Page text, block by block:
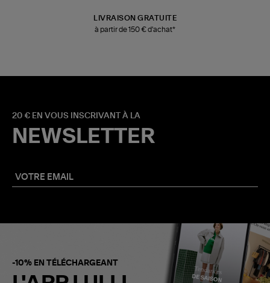
LIVRAISON GRATUITE
à partir de 150 € d'achat*
20 € EN VOUS INSCRIVANT À LA
NEWSLETTER
-10% EN TÉLÉCHARGEANT